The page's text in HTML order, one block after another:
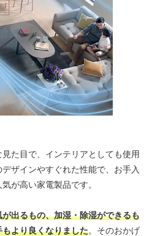
た目で、インテリアとしても使用
ザインやすぐれた性能で、お手入
が高い家電製品です。
出るもの、加湿・除湿ができるも
より良くなりました。そのおかげ